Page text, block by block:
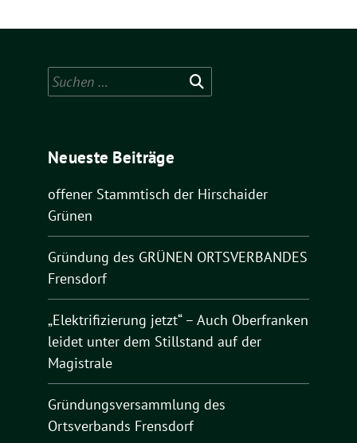
Suchen
nach:
Neueste Beiträge
offener Stammtisch der Hirschaider
Grünen
Gründung des GRÜNEN ORTSVERBANDES
Frensdorf
„Elektrifizierung jetzt“ – Auch Oberfranken
leidet unter dem Stillstand auf der
Magistrale
Gründungsversammlung des
Ortsverbands Frensdorf